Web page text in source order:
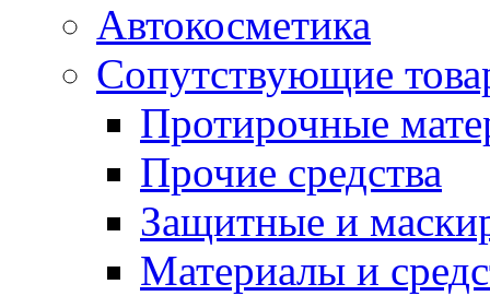
Автокосметика
Сопутствующие
Протирочные
Прочие средства
Защитные и
Материалы и